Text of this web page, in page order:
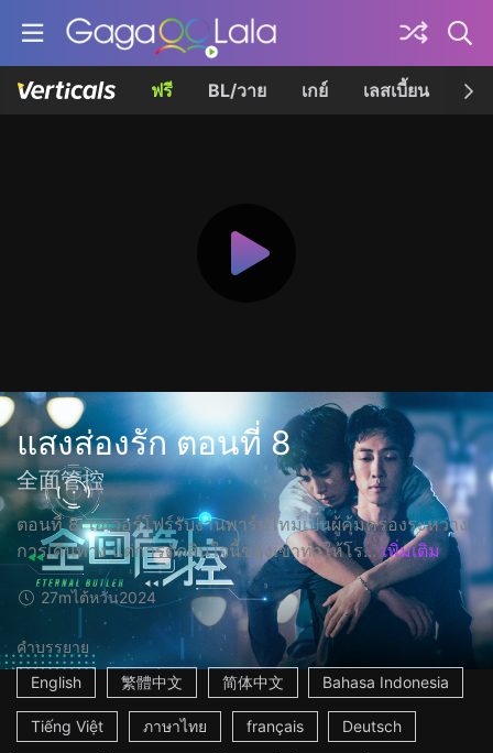
ฟรี BL/วาย เกย์ เลสเบี้ยน เค
แสงส่องรัก ตอนที่ 8
全面管控
ตอนที่ 8: เอเวอร์โฟร์รับงานพาร์ทไทม์เป็นผู้คุ้มครองระหว่าง
การเดินทาง แต่การตัดสินใจนี้ของเขาทำให้โร... เพิ่มเติม
27mไต้หวัน2024
คำบรรยาย
English
繁體中文 简体中文 Bahasa Indonesia
Tiếng Việt ภาษาไทย français Deutsch